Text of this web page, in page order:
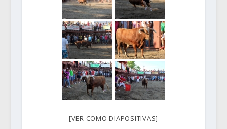
[VER COMO DIAPOSITIVAS]